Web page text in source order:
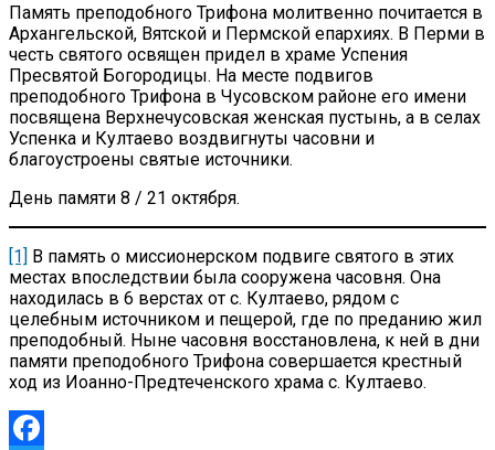
Память преподобного Трифона молитвенно почитается в
Архангельской, Вятской и Пермской епархиях. В Перми в
честь святого освящен придел в храме Успения
Пресвятой Богородицы. На месте подвигов
преподобного Трифона в Чусовском районе его имени
посвящена Верхнечусовская женская пустынь, а в селах
Успенка и Култаево воздвигнуты часовни и
благоустроены святые источники.
День памяти 8 / 21 октября.
[1] В память о миссионерском подвиге святого в этих
местах впоследствии была сооружена часовня. Она
находилась в 6 верстах от с. Култаево, рядом с
целебным источником и пещерой, где по преданию жил
преподобный. Ныне часовня восстановлена, к ней в дни
памяти преподобного Трифона совершается крестный
ход из Иоанно-Предтеченского храма с. Култаево.